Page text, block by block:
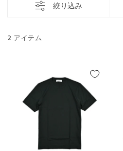
絞り込み
2 アイテム